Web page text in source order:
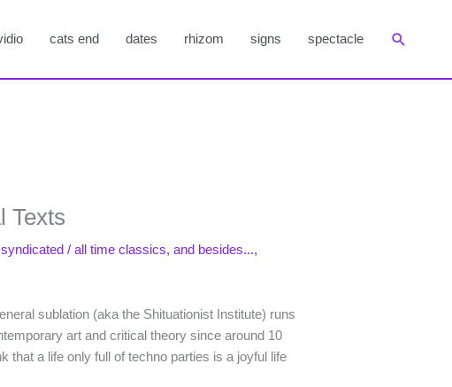
cats end dates rhizom signs spectacle Suchen
Texts
syndicated /all time classics,and besides...,
sublation (aka the Shituationist Institute) runs
art and critical theory since around 10
that a life only full of techno parties is a joyful life